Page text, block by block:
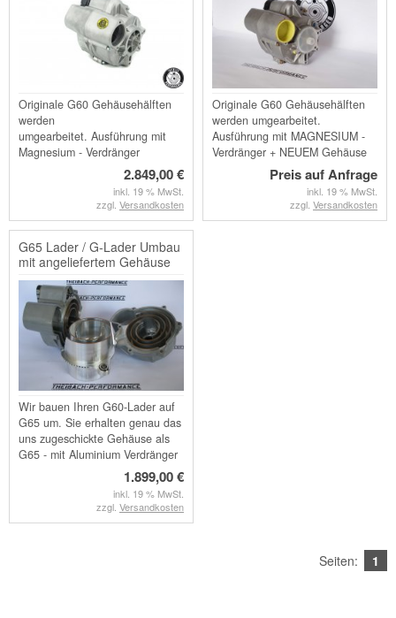
Originale G60 Gehäusehälften
werden
umgearbeitet. Ausführung mit
Magnesium - Verdränger
2.849,00 €
inkl. 19 % MwSt.
zzgl. Versandkosten
Originale G60 Gehäusehälften
werden umgearbeitet.
Ausführung mit MAGNESIUM -
Verdränger + NEUEM Gehäuse
Preis auf Anfrage
inkl. 19 % MwSt.
zzgl. Versandkosten
G65 Lader / G-Lader Umbau
mit angeliefertem Gehäuse
Wir bauen Ihren G60-Lader auf
G65 um. Sie erhalten genau das
uns zugeschickte Gehäuse als
G65 - mit Aluminium Verdränger
1.899,00 €
inkl. 19 % MwSt.
zzgl. Versandkosten
Seiten: 1